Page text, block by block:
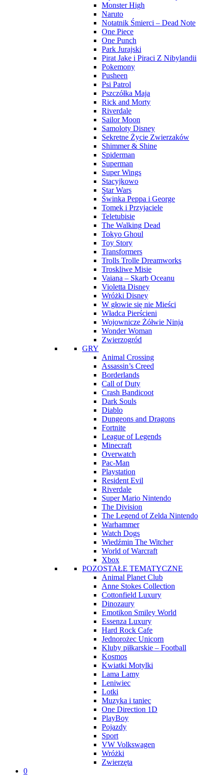
Monster High
Naruto
Notatnik Śmierci – Dead Note
One Piece
One Punch
Park Jurajski
Pirat Jake i Piraci Z Nibylandii
Pokemony
Pusheen
Psi Patrol
Pszczółka Maja
Rick and Morty
Riverdale
Sailor Moon
Samoloty Disney
Sekretne Życie Zwierzaków
Shimmer & Shine
Spiderman
Superman
Super Wings
Stacyjkowo
Star Wars
Świnka Peppa i George
Tomek i Przyjaciele
Teletubisie
The Walking Dead
Tokyo Ghoul
Toy Story
Transformers
Trolls Trolle Dreamworks
Troskliwe Misie
Vaiana – Skarb Oceanu
Violetta Disney
Wróżki Disney
W głowie się nie Mieści
Władca Pierścieni
Wojownicze Żółwie Ninja
Wonder Woman
Zwierzogród
GRY
Animal Crossing
Assassin’s Creed
Borderlands
Call of Duty
Crash Bandicoot
Dark Souls
Diablo
Dungeons and Dragons
Fortnite
League of Legends
Minecraft
Overwatch
Pac-Man
Playstation
Resident Evil
Riverdale
Super Mario Nintendo
The Division
The Legend of Zelda Nintendo
Warhammer
Watch Dogs
Wiedźmin The Witcher
World of Warcraft
Xbox
POZOSTAŁE TEMATYCZNE
Animal Planet Club
Anne Stokes Collection
Cottonfield Luxury
Dinozaury
Emotikon Smiley World
Essenza Luxury
Hard Rock Cafe
Jednorożec Unicorn
Kluby piłkarskie – Football
Kosmos
Kwiatki Motylki
Lama Lamy
Leniwiec
Lotki
Muzyka i taniec
One Direction 1D
PlayBoy
Pojazdy
Sport
VW Volkswagen
Wróżki
Zwierzęta
0